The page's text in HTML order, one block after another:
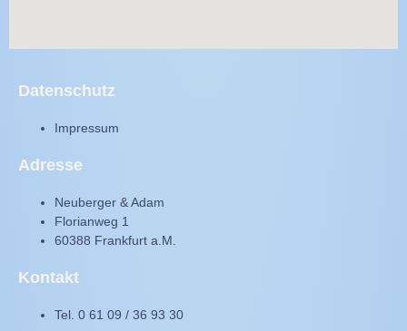
Datenschutz
Impressum
Adresse
Neuberger & Adam
Florianweg 1
60388 Frankfurt a.M.
Kontakt
Tel. 0 61 09 / 36 93 30